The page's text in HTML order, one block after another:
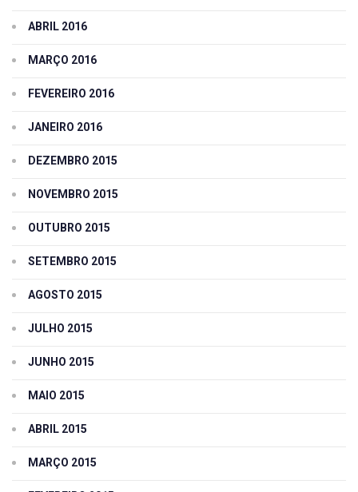
ABRIL 2016
MARÇO 2016
FEVEREIRO 2016
JANEIRO 2016
DEZEMBRO 2015
NOVEMBRO 2015
OUTUBRO 2015
SETEMBRO 2015
AGOSTO 2015
JULHO 2015
JUNHO 2015
MAIO 2015
ABRIL 2015
MARÇO 2015